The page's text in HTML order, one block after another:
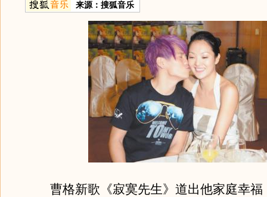
来源： 搜狐音乐
曹格新歌《寂寞先生》道出他家庭幸福